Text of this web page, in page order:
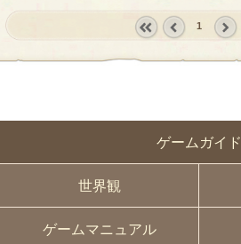
ゲームガイド
世界観
ゲームマニュアル
1